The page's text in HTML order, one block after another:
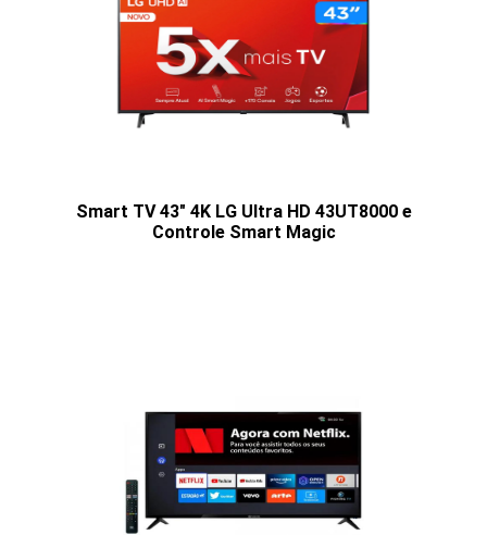
Smart TV 43" 4K LG Ultra HD 43UT8000 e
Controle Smart Magic